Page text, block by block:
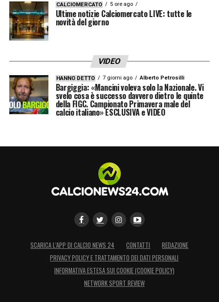
CALCIOMERCATO 5 ore ago
Ultime notizie Calciomercato LIVE: tutte le
novità del giorno
VIDEO
HANNO DETTO 7 giorni ago Alberto Petrosilli
Bargiggia: «Mancini voleva solo la Nazionale. Vi
svelo cosa è successo davvero dietro le quinte
della FIGC. Campionato Primavera male del
calcio italiano» ESCLUSIVA e VIDEO
SCARICA L’APP DI CALCIO NEWS 24 CONTATTI
REDAZIONE
PRIVACY POLICY E TRATTAMENTO DEI DATI PERSONALI
INFORMATIVA ESTESA SUI COOKIE (COOKIE POLICY)
NETWORK SPORT REVIEW